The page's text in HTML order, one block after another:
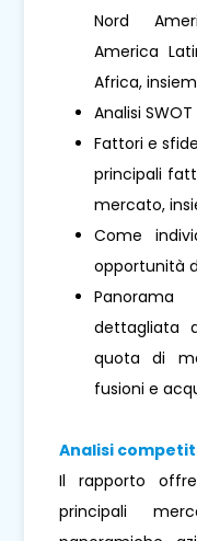
Nord
America
Africa,
Analisi SWOT
Fattori e
principali
mercato,
Come
opportunità
dettagliata
quota di
fusioni e
Analisi
Il rapporto
principali